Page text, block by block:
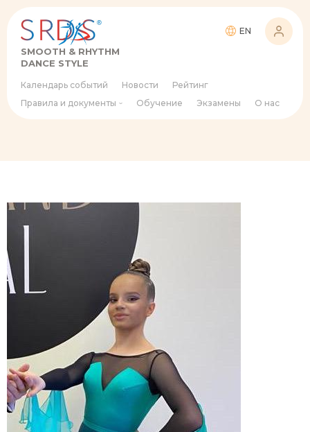
SMOOTH & RHYTHM
DANCE STYLE
EN
Календарь событий Новости
Рейтинг
Правила и документы
Обучение Экзамены О нас